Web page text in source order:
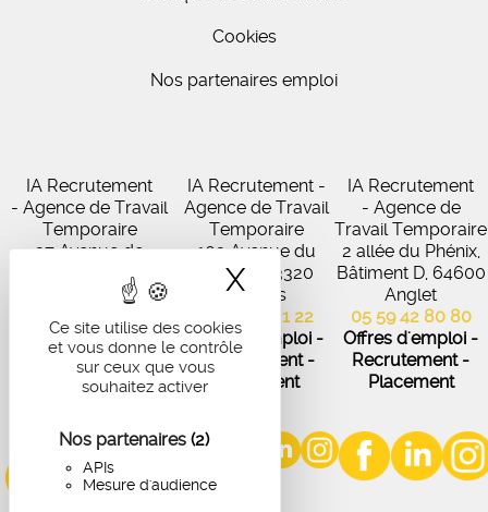
Ce site utilise des cookies
et vous donne le contrôle
sur ceux que vous
souhaitez activer
Nos partenaires (2)
APIs
Mesure d'audience
X Masquer le
Cookies
Nos partenaires emploi
IA Recrutement
- Agence de Travail
Temporaire
27 Avenue de
Virecourt, 33370
Artigues-près-
Bordeaux
05 56 67 48 57
Offres d'emploi -
Recrutement -
IA Recrutement -
Agence de Travail
Temporaire
102 Avenue du
Médoc, 33320
Eysines
05 56 45 21 22
Offres d'emploi -
Recrutement -
Placement
IA Recrutement
- Agence de
Travail Temporaire
2 allée du Phénix,
Bâtiment D, 64600
Anglet
05 59 42 80 80
Offres d'emploi -
Recrutement -
Placement